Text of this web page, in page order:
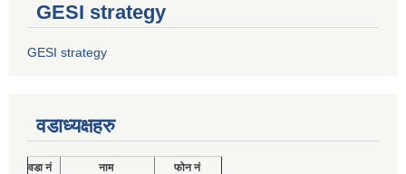
GESI strategy
GESI strategy
वडाध्यक्षहरु
वडा नं नाम फोन नं